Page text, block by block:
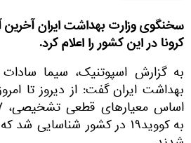
سخنگوی وزارت بهداشت ایران آخرین
کرونا در این کشور را اعلام کرد.
به گزارش اسپوتنیک، سیما